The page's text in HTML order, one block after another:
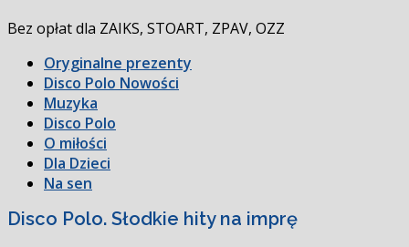
Bez opłat dla ZAIKS, STOART, ZPAV, OZZ
Oryginalne prezenty
Disco Polo Nowości
Muzyka
Disco Polo
O miłości
Dla Dzieci
Na sen
Disco Polo. Słodkie hity na imprę